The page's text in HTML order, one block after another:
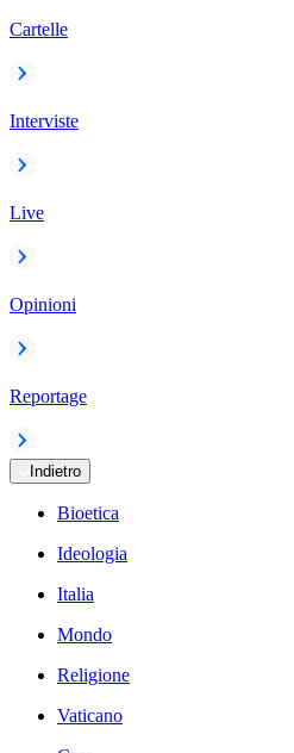
Cartelle
Interviste
Live
Opinioni
Reportage
Indietro
Bioetica
Ideologia
Italia
Mondo
Religione
Vaticano